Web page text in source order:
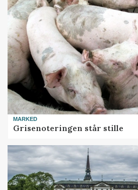
MARKED
Grisenoteringen står stille